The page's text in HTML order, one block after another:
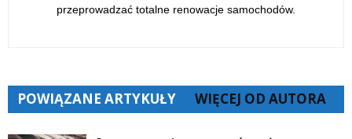
przeprowadzać totalne renowacje samochodów.
POWIĄZANE ARTYKUŁY WIĘCEJ OD AUTORA